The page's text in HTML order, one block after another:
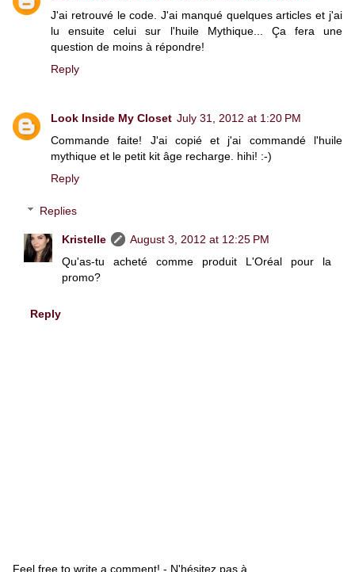
J'ai retrouvé le code. J'ai manqué quelques articles et j'ai
lu ensuite celui sur l'huile Mythique... Ça fera une
question de moins à répondre!
Reply
Look Inside My Closet July 31, 2012 at 1:20 PM
Commande faite! J'ai copié et j'ai commandé l'huile
mythique et le petit kit âge recharge. hihi! :-)
Reply
Replies
Kristelle
August 3, 2012 at 12:25 PM
Qu'as-tu acheté comme produit L'Oréal pour la
promo?
Reply
Feel free to write a comment! - N'hésitez pas à